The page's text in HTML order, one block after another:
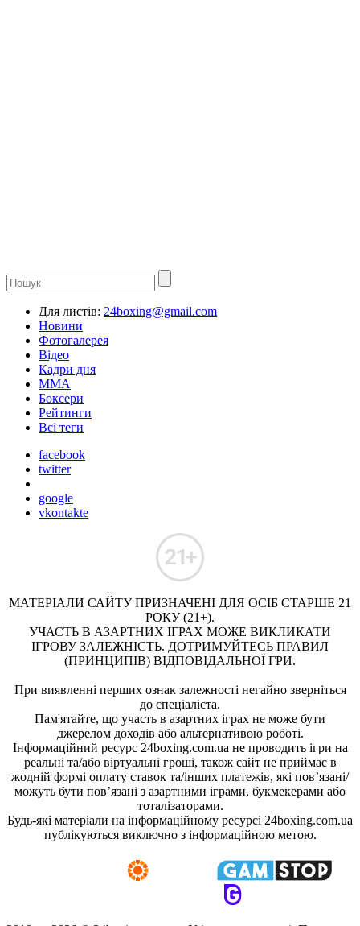
Для листів: 24boxing@gmail.com
Новини
Фотогалерея
Відео
Кадри дня
ММА
Боксери
Рейтинги
Всі теги
facebook
twitter
google
vkontakte
МАТЕРІАЛИ САЙТУ ПРИЗНАЧЕНІ ДЛЯ ОСІБ СТАРШЕ 21
РОКУ (21+).
УЧАСТЬ В АЗАРТНИХ ІГРАХ МОЖЕ ВИКЛИКАТИ
ІГРОВУ ЗАЛЕЖНІСТЬ. ДОТРИМУЙТЕСЬ ПРАВИЛ
(ПРИНЦИПІВ) ВІДПОВІДАЛЬНОЇ ГРИ.
При виявленні перших ознак залежності негайно зверніться
до спеціаліста.
Пам'ятайте, що участь в азартних іграх не може бути
джерелом доходів або альтернативою роботі.
Інформаційний ресурс 24boxing.com.ua не проводить ігри на
реальні та/або віртуальні гроші, також сайт не приймає в
жодній формі оплату ставок та/інших платежів, які пов’язані/
можуть бути пов’язані з азартними іграми, букмекерами або
тоталізаторами.
Будь-які матеріали на інформаційному ресурсі 24boxing.com.ua
публікуються виключно з інформаційною метою.